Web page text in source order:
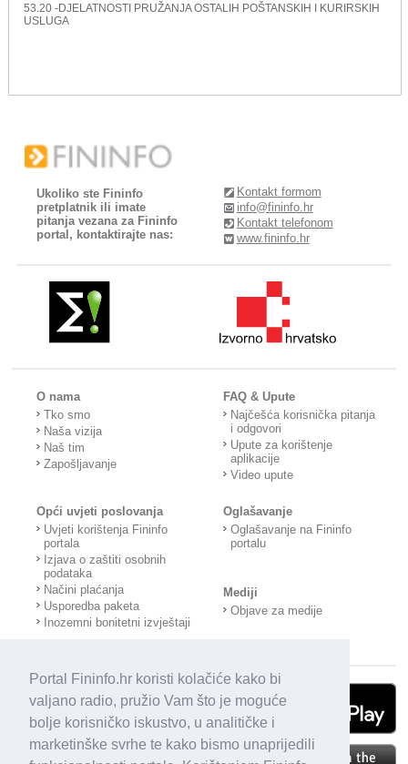
Portal Fininfo.hr koristi kolačiće kako bi
valjano radio, pružio Vam što je moguće
bolje korisničko iskustvo, u analitičke i
marketinške svrhe te kako bismo unaprijedili
53.20 -DJELATNOSTI PRUŽANJA OSTALIH POŠTANSKIH I KURIRSKIH
USLUGA
Ukoliko ste Fininfo
pretplatnik ili imate
pitanja vezana za Fininfo
portal, kontaktirajte nas:
Kontakt formom
info@fininfo.hr
Kontakt telefonom
www.fininfo.hr
O nama
Tko smo
Naša vizija
Naš tim
Zapošljavanje
FAQ & Upute
Najčešća korisnička pitanja
i odgovori
Upute za korištenje
aplikacije
Video upute
Opći uvjeti poslovanja
Uvjeti korištenja Fininfo
portala
Izjava o zaštiti osobnih
podataka
Načini plaćanja
Usporedba paketa
Inozemni bonitetni izvještaji
Oglašavanje
Oglašavanje na Fininfo
portalu
Mediji
Objave za medije